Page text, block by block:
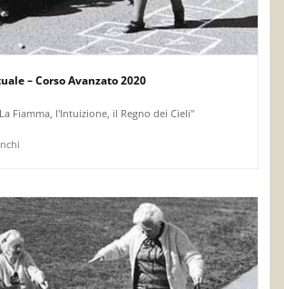
– Corso Avanzato 2020
Fiamma, l'Intuizione, il Regno dei Cieli"